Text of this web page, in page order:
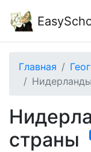
Главная
страны